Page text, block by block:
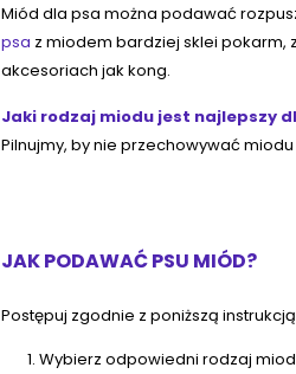
Miód dla psa można podawać
psa z miodem bardziej sklei pokarm,
akcesoriach jak kong.
Jaki rodzaj miodu jest najlepszy
Pilnujmy, by nie przechowywać
JAK PODAWAĆ PSU MIÓD?
Postępuj zgodnie z poniższą
Wybierz odpowiedni rodzaj